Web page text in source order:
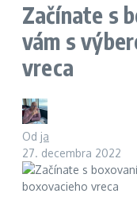
Začínate s
vám s
vreca
Od ja
27. decembra 2022